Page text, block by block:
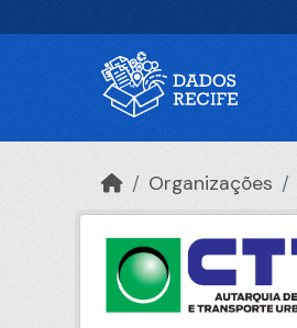
Organizações